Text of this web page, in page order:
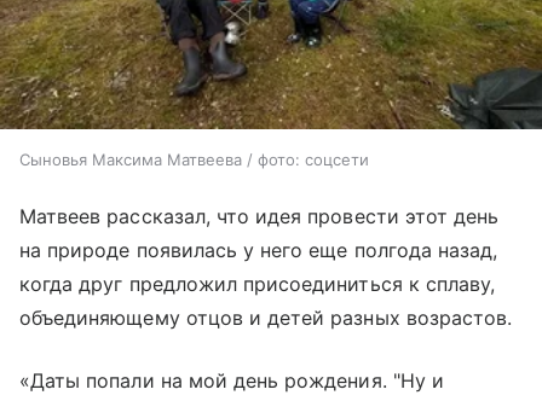
Сыновья Максима Матвеева / фото: соцсети
Матвеев рассказал, что идея провести этот день
на природе появилась у него еще полгода назад,
когда друг предложил присоединиться к сплаву,
объединяющему отцов и детей разных возрастов.
«Даты попали на мой день рождения. "Ну и